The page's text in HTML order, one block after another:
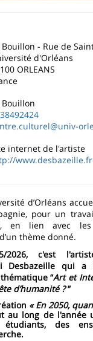
Bouillon - Rue de
d'Orléans
ORLEANS
Bouillon
internet de l'artiste
www.desbazeille.fr
d’Orléans
pour un
en lien avec
thème donné.
2026, c'est
Desbazeille qui a
“Art et
d’humanité ?”
« En 2050,
au long de l'année
des